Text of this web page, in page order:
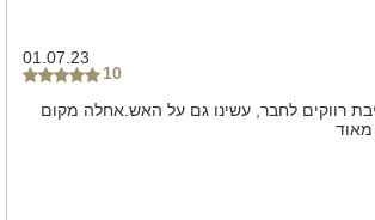
01.07.23
10
רווקים לחבר, עשינו גם על האש.אחלה מקום